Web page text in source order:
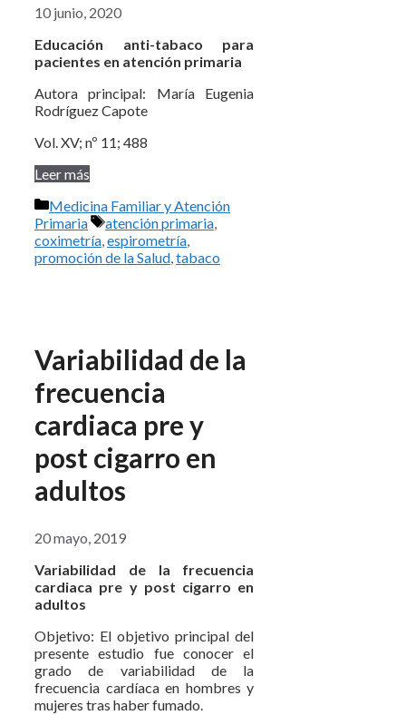
10 junio, 2020
Educación anti-tabaco para
pacientes en atención primaria
Autora principal: María Eugenia
Rodríguez Capote
Vol. XV; nº 11; 488
Leer más
Categorías
Medicina Familiar y Atención
Primaria
Etiquetas
atención primaria,
coximetría,espirometría,
promoción de la Salud,tabaco
Variabilidad de la
frecuencia
cardiaca pre y
post cigarro en
adultos
20 mayo, 2019
Variabilidad de la frecuencia
cardiaca pre y post cigarro en
adultos
Objetivo: El objetivo principal del
presente estudio fue conocer el
grado de variabilidad de la
frecuencia cardíaca en hombres y
mujeres tras haber fumado.